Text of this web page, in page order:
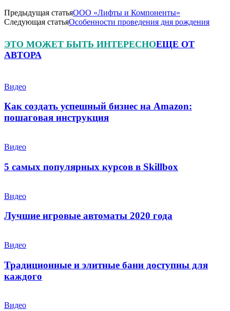
Предыдущая статьяООО «Лифты и Компоненты»
Следующая статьяОсобенности проведения дня рождения
ЭТО МОЖЕТ БЫТЬ ИНТЕРЕСНОЕЩЕ ОТ
АВТОРА
Видео
Как создать успешный бизнес на Amazon:
пошаговая инструкция
Видео
5 самых популярных курсов в Skillbox
Видео
Лучшие игровые автоматы 2020 года
Видео
Традиционные и элитные бани доступны для
каждого
Видео